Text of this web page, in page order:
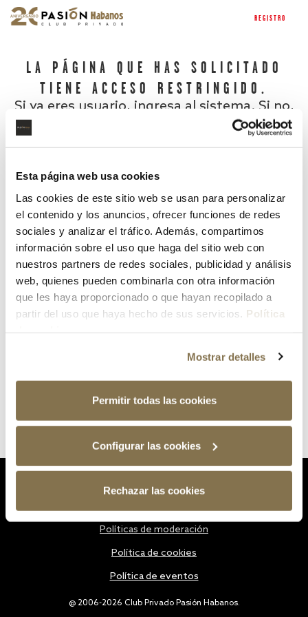
Esta página web usa cookies
Las cookies de este sitio web se usan para personalizar
el contenido y los anuncios, ofrecer funciones de redes
sociales y analizar el tráfico. Además, compartimos
información sobre el uso que haga del sitio web con
nuestros partners de redes sociales, publicidad y análisis
web, quienes pueden combinarla con otra información
que les haya proporcionado o que hayan recopilado a
partir del uso que haya hecho de sus servicios. Política
Mostrar detalles
Permitir todas las cookies
Configurar las cookies
Rechazar las cookies
REGISTRO
LA PÁGINA QUE HAS SOLICITADO
TIENE ACCESO RESTRINGIDO.
Si ya eres usuario, ingresa al sistema. Si no,
¿Has olvidado tu contraseña?
@ 2006-2026 Club Privado Pasión Habanos.
Políticas de moderación
Política de cookies
Política de eventos